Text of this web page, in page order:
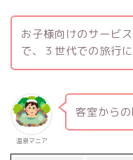
お子様向けのサービ
で、３世代での旅行
温泉マニア
客室から